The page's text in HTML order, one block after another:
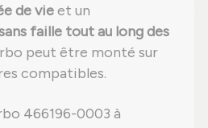
de vieet un
faille tout au long des
peut être monté sur
compatibles.
466196-0003 à